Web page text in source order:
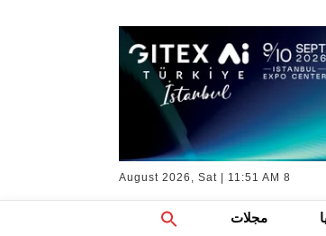
8 August 2026, Sat | 11:51 AM
مجلات
Search
For: